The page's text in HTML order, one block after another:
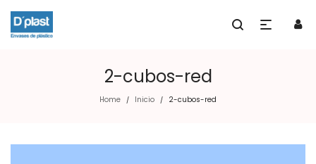
2-cubos-red
Home / Inicio / 2-cubos-red